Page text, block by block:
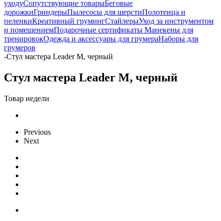
уходуСопутствующие товарыБеговые
дорожкиГриндерыПылесосы для шерстиПолотенца и
пеленкиКреативный грумингСтайлерыУход за инструментом
и помещениемПодарочные сертификаты Манекены для
тренировокОдежда и аксессуары для грумераНаборы для
грумеров
-Стул мастера Leader M, черный
Стул мастера Leader M, черный
Товар недели
Previous
Next